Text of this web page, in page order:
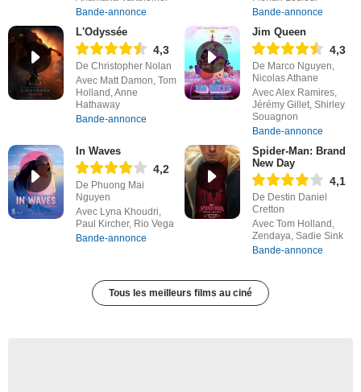
Bande-annonce
Bande-annonce
L'Odyssée
4,3
De Christopher Nolan
Avec Matt Damon, Tom
Holland, Anne
Hathaway
Bande-annonce
Jim Queen
4,3
De Marco Nguyen,
Nicolas Athane
Avec Alex Ramires,
Jérémy Gillet, Shirley
Souagnon
Bande-annonce
In Waves
4,2
De Phuong Mai
Nguyen
Avec Lyna Khoudri,
Paul Kircher, Rio Vega
Bande-annonce
Spider-Man: Brand
New Day
4,1
De Destin Daniel
Cretton
Avec Tom Holland,
Zendaya, Sadie Sink
Bande-annonce
Tous les meilleurs films au ciné